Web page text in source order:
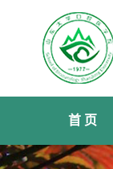
首 页